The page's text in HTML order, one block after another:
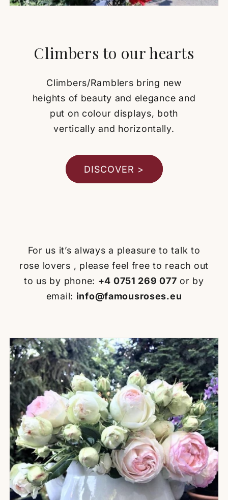
Climbers to our hearts
Climbers/Ramblers bring new
heights of beauty and elegance and
put on colour displays, both
vertically and horizontally.
DISCOVER >
For us it’s always a pleasure to talk to
rose lovers , please feel free to reach out
to us by phone: +4 0751 269 077 or by
email: info@famousroses.eu